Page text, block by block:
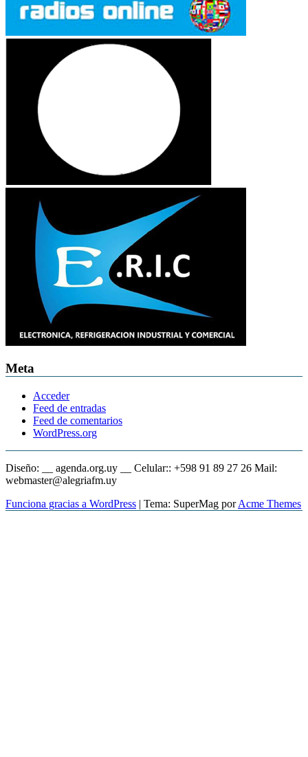
Meta
Acceder
Feed de entradas
Feed de comentarios
WordPress.org
Diseño: __ agenda.org.uy __ Celular:: +598 91 89 27 26 Mail:
webmaster@alegriafm.uy
Funciona gracias a WordPress | Tema: SuperMag porAcme Themes